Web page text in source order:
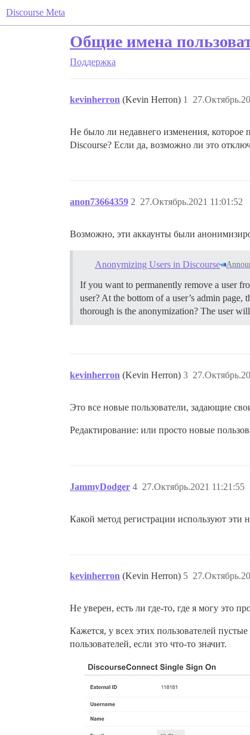
Discourse Meta
Общие имена
Поддержка
kevinherron (Kevin Herron) 1
Не было ли недавнего изменения,
Discourse? Если да, возможно ли это
anon73664359 27.Октябрь.2021 11:01:52
2
Возможно, эти аккаунты были
Anonymizing Users in Discourse
If you want to permanently remove a user
user? At the bottom of a user’s admin page,
thorough is the anonymization? The user
kevinherron (Kevin Herron) 3
Это все новые пользователи, задающие
Редактирование: или просто новые
JammyDodger 27.Октябрь.2021 11:21:55
4
Какой метод регистрации используют эти
kevinherron (Kevin Herron) 5
Не уверен, есть ли где-то, где я могу это
Кажется, у всех этих пользователей
пользователей, если это что-то значит.